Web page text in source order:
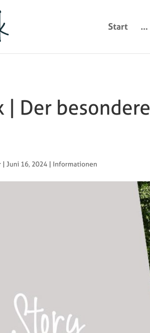
Start …
| Der
| Juni 16, 2024 | Informationen